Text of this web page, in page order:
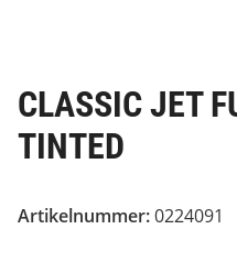
CLASSIC JET
TINTED
Artikelnummer:0224091